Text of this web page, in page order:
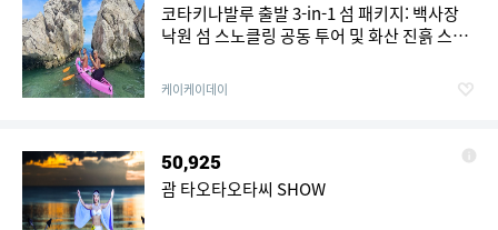
코타키나발루 출발 3-in-1 섬 패키지: 백사장
낙원 섬 스노클링 공동 투어 및 화산 진흙 스파
케이케이데이
50,925
괌 타오타오타씨 SHOW